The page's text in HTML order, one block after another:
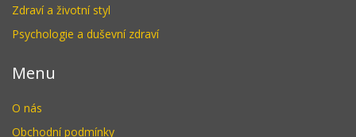
Zdraví a životní styl
Psychologie a duševní zdraví
Menu
O nás
Obchodní podmínky